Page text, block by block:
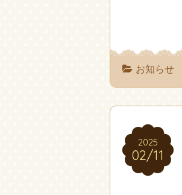
お知らせ
2025
02/11
2025
02/11